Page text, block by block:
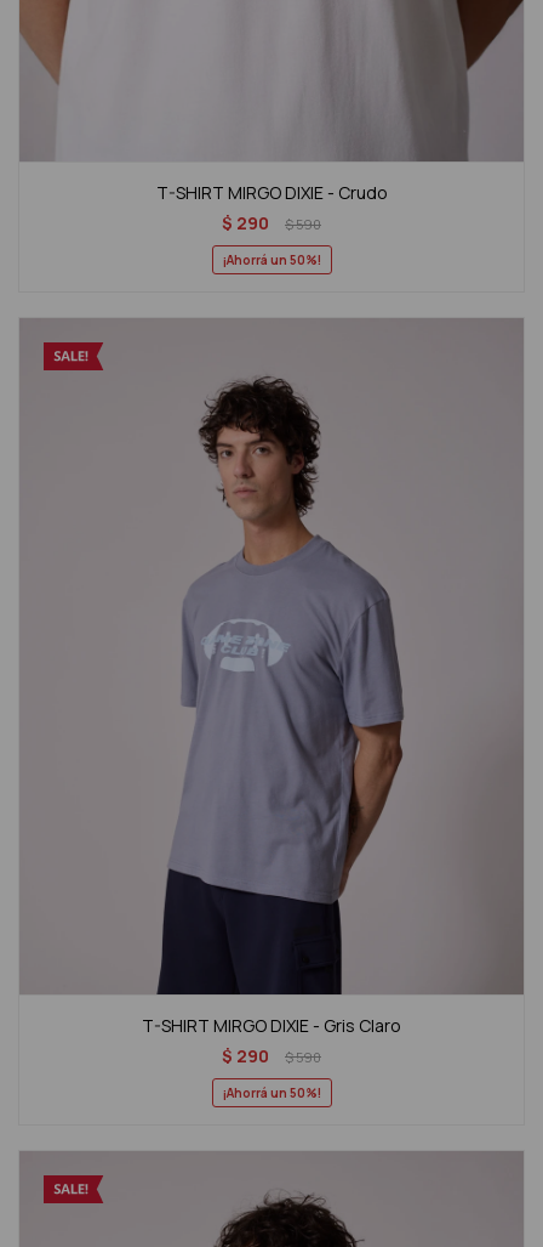
T-SHIRT MIRGO DIXIE - Crudo
$ 290 $590
50
T-SHIRT MIRGO DIXIE - Gris Claro
$ 290 $590
50